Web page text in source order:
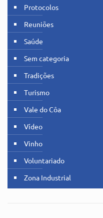
Protocolos
Reuniões
Saúde
Sem categoria
Tradições
Turismo
Vale do Côa
Vídeo
Vinho
Voluntariado
Zona Industrial